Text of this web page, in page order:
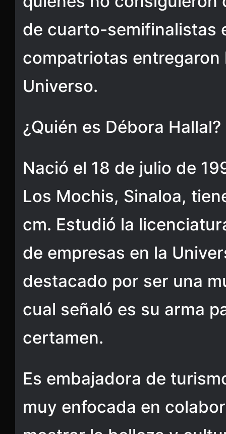
de cuarto-semifinalistas
compatriotas entregaron
Universo.
¿Quién es Débora Hallal?
Nació el 18 de julio de
Los Mochis, Sinaloa,
cm. Estudió la
de empresas en la
destacado por ser una
cual señaló es su arma
certamen.
Es embajadora de
muy enfocada en